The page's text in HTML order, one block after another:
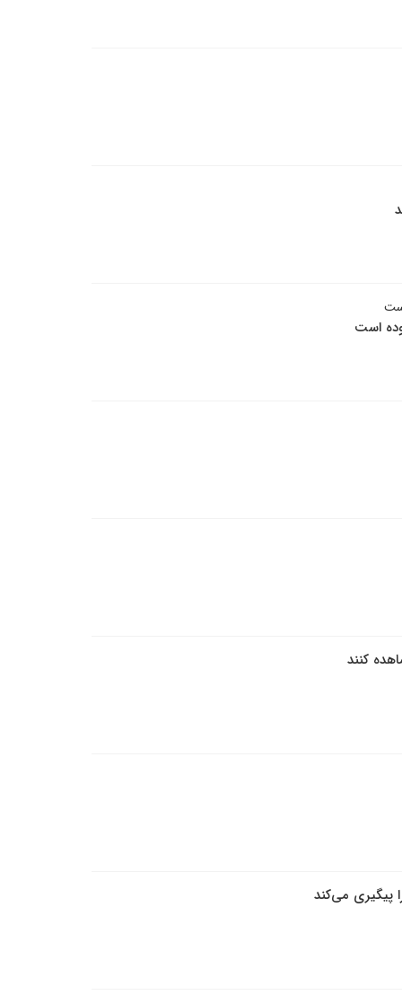
است
کنند
می‌کند